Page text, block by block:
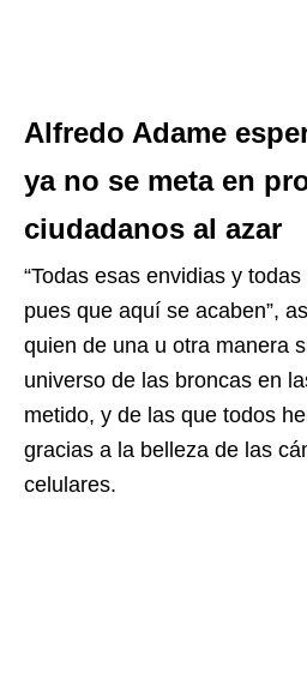
Alfredo Adame
ya no se meta en
ciudadanos al azar
“Todas esas envidias y
pues que aquí se acaben”,
quien de una u otra manera
universo de las broncas en
metido, y de las que todos
gracias a la belleza de las
celulares.